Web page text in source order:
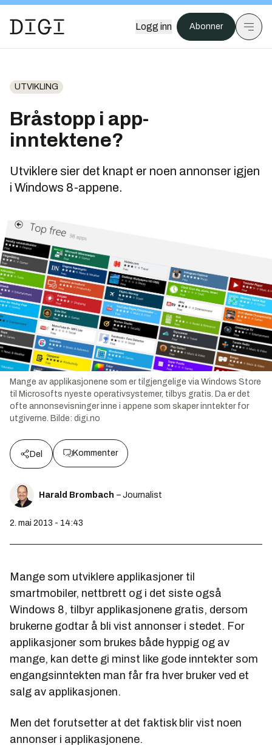
Logg inn Abonner
UTVIKLING
Bråstopp i app-
inntektene?
Utviklere sier det knapt er noen annonser igjen
i Windows 8-appene.
Mange av applikasjonene som er tilgjengelige via Windows Store
til Microsofts nyeste operativsystemer, tilbys gratis. Da er det
ofte annonsevisninger inne i appene som skaper inntekter for
utgiverne. Bilde: digi.no
Del Kommenter
Harald Brombach – Journalist
2. mai 2013 - 14:43
Mange som utviklere applikasjoner til
smartmobiler, nettbrett og i det siste også
Windows 8, tilbyr applikasjonene gratis, dersom
brukerne godtar å bli vist annonser i stedet. For
applikasjoner som brukes både hyppig og av
mange, kan dette gi minst like gode inntekter som
engangsinntekten man får fra hver bruker ved et
salg av applikasjonen.
Men det forutsetter at det faktisk blir vist noen
annonser i applikasjonene.